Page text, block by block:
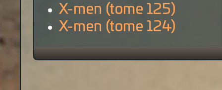
X-men (tome 125)
X-men (tome 124)